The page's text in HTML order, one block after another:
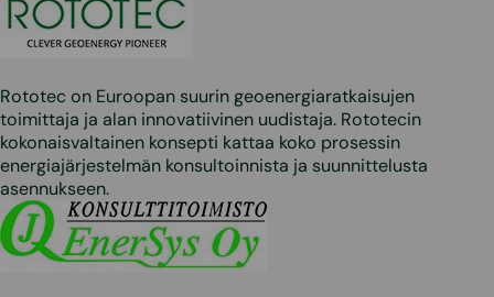
Rototec on Euroopan suurin geoenergiaratkaisujen
toimittaja ja alan innovatiivinen uudistaja. Rototecin
kokonaisvaltainen konsepti kattaa koko prosessin
energiajärjestelmän konsultoinnista ja suunnittelusta
asennukseen.